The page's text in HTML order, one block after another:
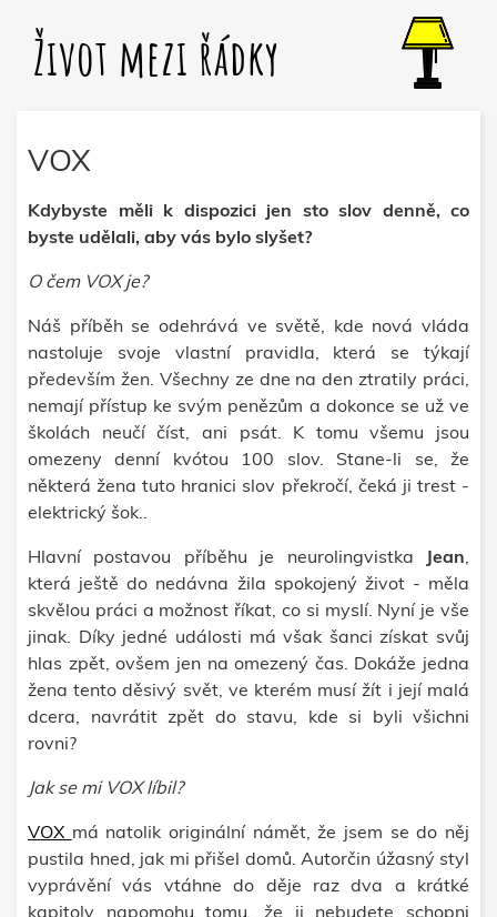
Život mezi řádky
VOX
Kdybyste měli k dispozici jen sto slov denně, co
byste udělali, aby vás bylo slyšet?
O čem VOX je?
Náš příběh se odehrává ve světě, kde nová vláda
nastoluje svoje vlastní pravidla, která se týkají
především žen. Všechny ze dne na den ztratily práci,
nemají přístup ke svým penězům a dokonce se už ve
školách neučí číst, ani psát. K tomu všemu jsou
omezeny denní kvótou 100 slov. Stane-li se, že
některá žena tuto hranici slov překročí, čeká ji trest -
elektrický šok..
Hlavní postavou příběhu je neurolingvistka Jean,
která ještě do nedávna žila spokojený život - měla
skvělou práci a možnost říkat, co si myslí. Nyní je vše
jinak. Díky jedné události má však šanci získat svůj
hlas zpět, ovšem jen na omezený čas. Dokáže jedna
žena tento děsivý svět, ve kterém musí žít i její malá
dcera, navrátit zpět do stavu, kde si byli všichni
rovni?
Jak se mi VOX líbil?
VOX má natolik originální námět, že jsem se do něj
pustila hned, jak mi přišel domů. Autorčin úžasný styl
vyprávění vás vtáhne do děje raz dva a krátké
kapitoly napomohu tomu, že ji nebudete schopni